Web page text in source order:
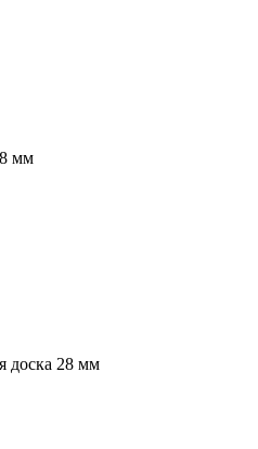
мм
доска 28 мм